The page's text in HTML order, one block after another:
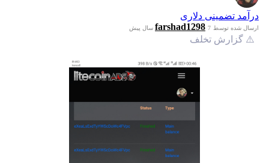
درآمد تضمینی دلاری
ارسال شده توسط farshad1298 7 سال پیش
⚠️ گزارش تخلف